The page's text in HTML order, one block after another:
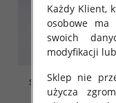
Szpilki damskie Roz
kolor Paczka 12
Każdy Klient,
osobowe ma
swoich
modyfikacji
Sklep nie
użycza